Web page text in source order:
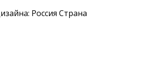
Россия Страна